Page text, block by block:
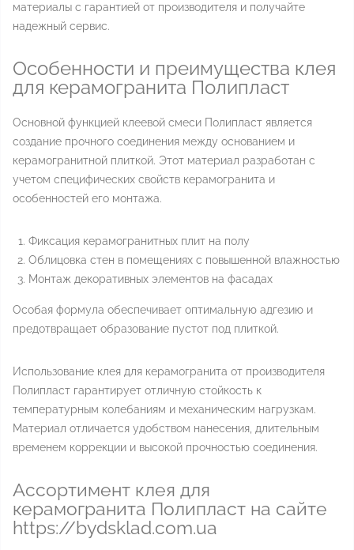
материалы с гарантией от производителя и получайте
надежный сервис.
Особенности и преимущества клея
для керамогранита Полипласт
Основной функцией клеевой смеси Полипласт является
создание прочного соединения между основанием и
керамогранитной плиткой. Этот материал разработан с
учетом специфических свойств керамогранита и
особенностей его монтажа.
Фиксация керамогранитных плит на полу
Облицовка стен в помещениях с повышенной влажностью
Монтаж декоративных элементов на фасадах
Особая формула обеспечивает оптимальную адгезию и
предотвращает образование пустот под плиткой.
Использование клея для керамогранита от производителя
Полипласт гарантирует отличную стойкость к
температурным колебаниям и механическим нагрузкам.
Материал отличается удобством нанесения, длительным
временем коррекции и высокой прочностью соединения.
Ассортимент клея для
керамогранита Полипласт на сайте
https://bydsklad.com.ua